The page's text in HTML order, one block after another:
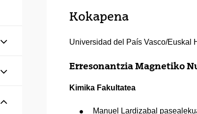
Erakutsi/izkutatu azpiorriak
Erakutsi/izkutatu azpiorriak
Erakutsi/izkutatu azpiorriak
Kokapena
Universidad del País Vasco/Euskal
Erresonantzia Magnetiko
Kimika Fakultatea
Manuel Lardizabal